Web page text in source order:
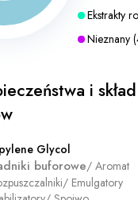
Ekstrakty
Nieznany (
i skład
Glycol
buforowe/ Aromat
/ Emulgatory